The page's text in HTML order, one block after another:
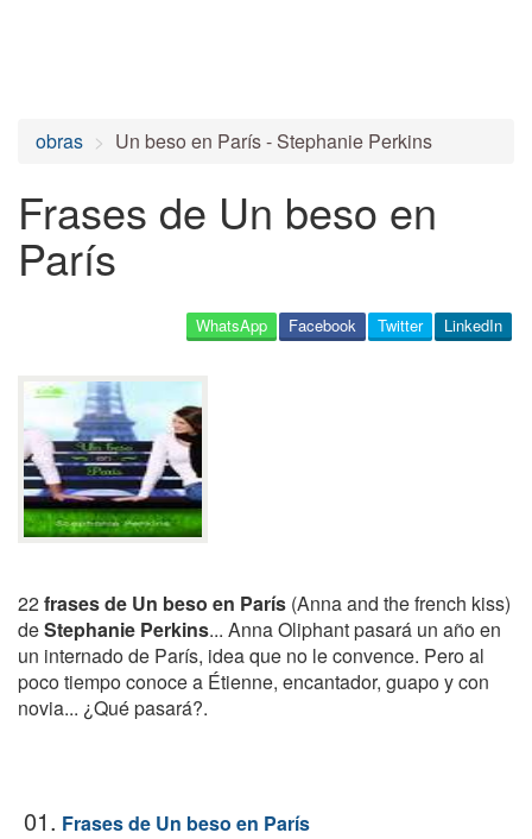
obras Un beso en París - Stephanie Perkins
Frases de Un beso en
París
LinkedIn
Twitter
Facebook
WhatsApp
22frases de Un beso en París (Anna and the french kiss)
deStephanie Perkins... Anna Oliphant pasará un año en
un internado de París, idea que no le convence. Pero al
poco tiempo conoce a Étienne, encantador, guapo y con
novia... ¿Qué pasará?.
01. Frases de Un beso en París